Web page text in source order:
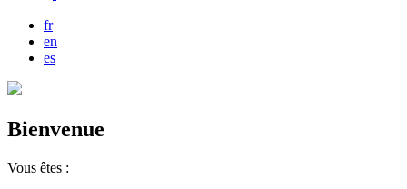
fr
en
es
Bienvenue
Vous êtes :